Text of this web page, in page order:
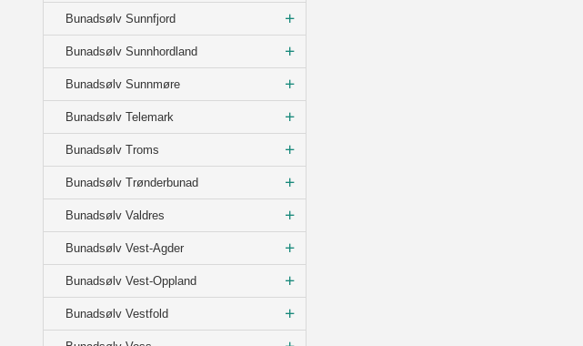
Bunadsølv Sunnfjord
Bunadsølv Sunnhordland
Bunadsølv Sunnmøre
Bunadsølv Telemark
Bunadsølv Troms
Bunadsølv Trønderbunad
Bunadsølv Valdres
Bunadsølv Vest-Agder
Bunadsølv Vest-Oppland
Bunadsølv Vestfold